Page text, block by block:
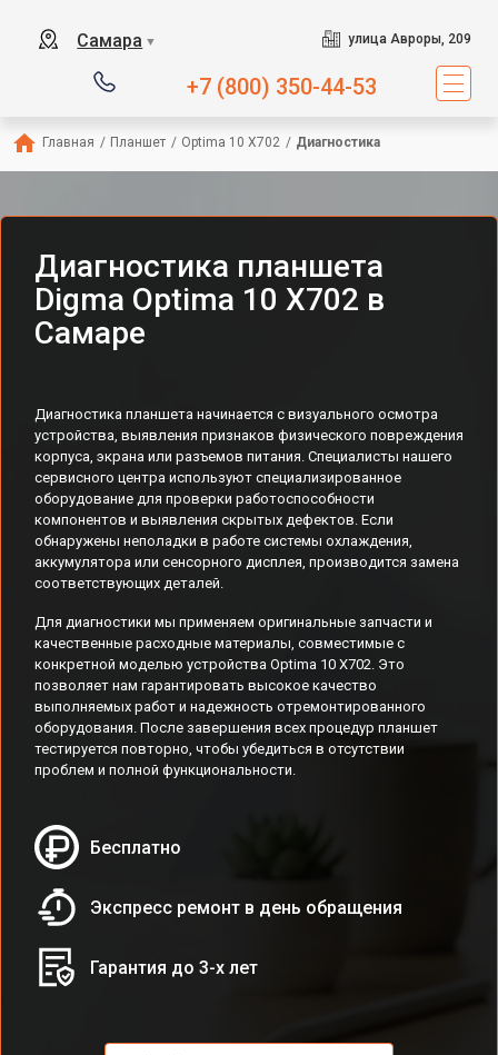
Самара ▼ улица Авроры, 209
+7 (800) 350-44-53
Главная / Планшет / Optima 10 X702 / Диагностика
Диагностика планшета
Digma Optima 10 X702 в
Самаре
Диагностика планшета начинается с визуального осмотра
устройства, выявления признаков физического повреждения
корпуса, экрана или разъемов питания. Специалисты нашего
сервисного центра используют специализированное
оборудование для проверки работоспособности
компонентов и выявления скрытых дефектов. Если
обнаружены неполадки в работе системы охлаждения,
аккумулятора или сенсорного дисплея, производится замена
соответствующих деталей.
Для диагностики мы применяем оригинальные запчасти и
качественные расходные материалы, совместимые с
конкретной моделью устройства Optima 10 X702. Это
позволяет нам гарантировать высокое качество
выполняемых работ и надежность отремонтированного
оборудования. После завершения всех процедур планшет
тестируется повторно, чтобы убедиться в отсутствии
проблем и полной функциональности.
Бесплатно
Экспресс ремонт в день обращения
Гарантия до 3-х лет